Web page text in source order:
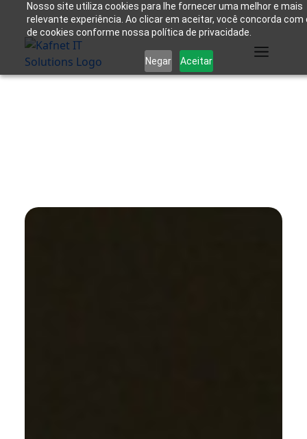
Nosso site utiliza cookies para lhe fornecer uma melhor e mais
relevante experiência. Ao clicar em aceitar, você concorda com
de cookies conforme nossa política de privacidade.
Negar Aceitar